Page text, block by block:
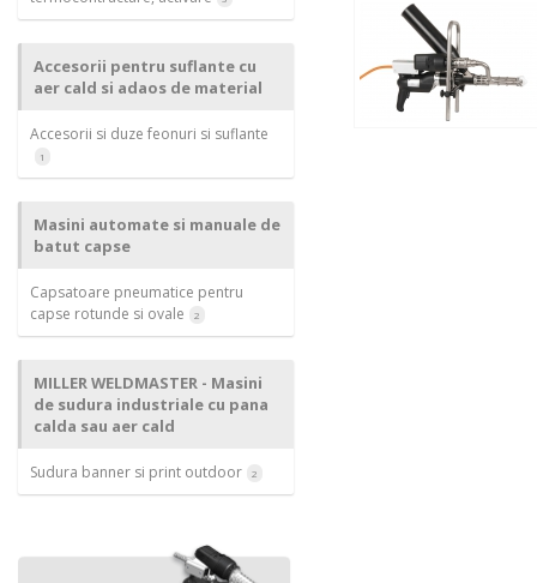
Accesorii pentru suflante cu
aer cald si adaos de material
Accesorii si duze feonuri si suflante
1
Masini automate si manuale de
batut capse
Capsatoare pneumatice pentru
capse rotunde si ovale
2
MILLER WELDMASTER - Masini
de sudura industriale cu pana
calda sau aer cald
Sudura banner si print outdoor 2